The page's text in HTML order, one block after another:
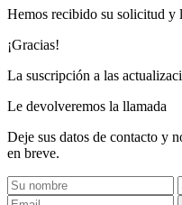
Hemos recibido su solicitud y
¡Gracias!
La suscripción a las
Le devolveremos la llamada
Deje sus datos de contacto y
en breve.